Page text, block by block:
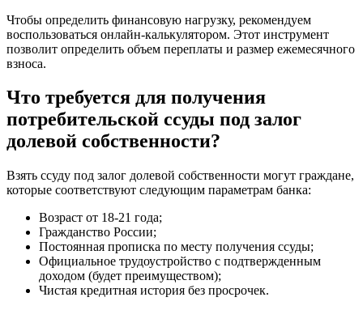
Чтобы определить финансовую нагрузку, рекомендуем
воспользоваться онлайн-калькулятором. Этот инструмент
позволит определить объем переплаты и размер ежемесячного
взноса.
Что требуется для получения
потребительской ссуды под залог
долевой собственности?
Взять ссуду под залог долевой собственности могут граждане,
которые соответствуют следующим параметрам банка:
Возраст от 18-21 года;
Гражданство России;
Постоянная прописка по месту получения ссуды;
Официальное трудоустройство с подтвержденным
доходом (будет преимуществом);
Чистая кредитная история без просрочек.